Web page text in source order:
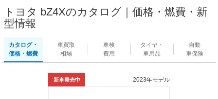
トヨタ bZ4Xのカタログ｜価格・燃費・新
型情報
カタログ・
価格・燃費
車買取
相場
車検
費用
タイヤ・
車用品
自動
車保険
新車発売中 2023年モデル